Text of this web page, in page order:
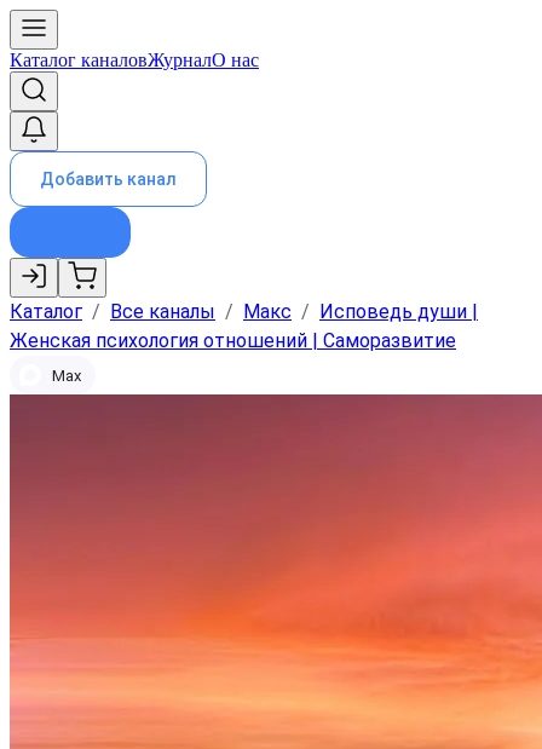
Каталог каналовЖурналО нас
Добавить канал
Каталог / Все каналы / Макс / Исповедь души |
Женская психология отношений | Саморазвитие
Max